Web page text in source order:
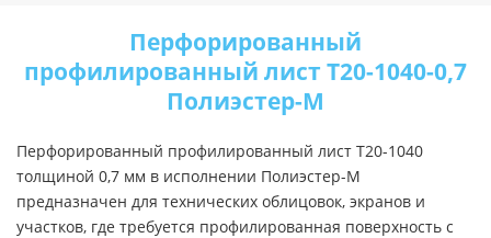
Перфорированный
профилированный лист Т20-1040-0,7
Полиэстер-М
Перфорированный профилированный лист Т20-1040
толщиной 0,7 мм в исполнении Полиэстер-М
предназначен для технических облицовок, экранов и
участков, где требуется профилированная поверхность с